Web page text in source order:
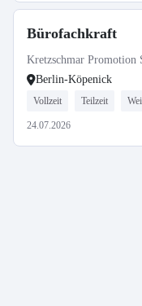
Bürofachkraft
Kretzschmar
Berlin-Köpenick
Vollzeit Teilzeit
24.07.2026